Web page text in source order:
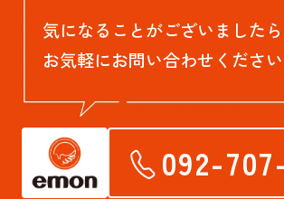
気になることがございましたら
お気軽にお問い合わせください
092-